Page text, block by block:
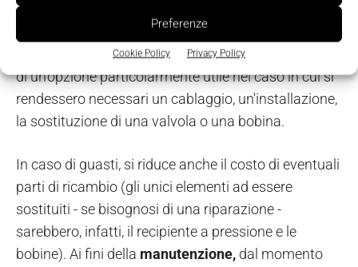
Preferenze
Cookie Policy Privacy Policy
Il
design modulare delle bobine
di fatto, rimosse dai recipienti a pressione. Si tratta
di un'opzione particolarmente utile nel caso in cui si
rendessero necessari un cablaggio, un'installazione,
la sostituzione di una valvola o una bobina.
In caso di guasti, si riduce anche il costo di eventuali
parti di ricambio (gli unici elementi ad essere
sostituiti - se bisognosi di una riparazione -
sarebbero, infatti, il recipiente a pressione e le
bobine). Ai fini della manutenzione, dal momento